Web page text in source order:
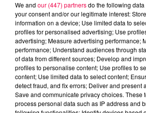
We and our (447) partnersdo the following
your consent and/or our legitimate interest:
information on a device; Use limited data to
profiles for personalised advertising; Use
advertising; Measure advertising performance;
performance; Understand audiences through
of data from different sources; Develop and
profiles to personalise content; Use profiles to
content; Use limited data to select content;
detect fraud, and fix errors; Deliver and present
Save and communicate privacy choices. These
process personal data such as IP address and